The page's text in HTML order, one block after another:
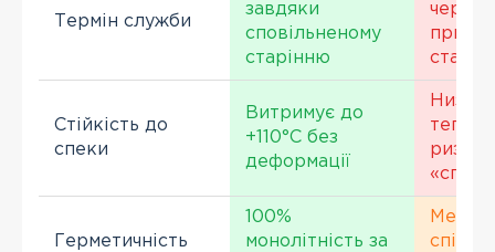
Термін служби
завдяки
сповільненому
старінню
через
Стійкість до
спеки
Витримує до
+110°С без
деформації
Низька
ризик
Герметичність
100%
монолітність за
Менш